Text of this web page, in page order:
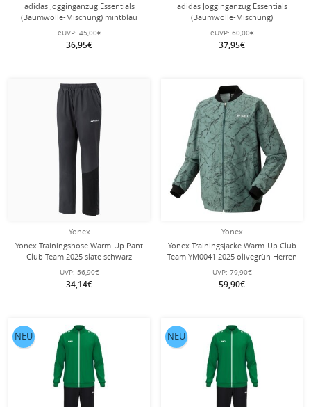
adidas Jogginganzug Essentials
(Baumwolle-Mischung) mintblau
Kleinkinder
eUVP: 45,00€
36,95€
adidas Jogginganzug Essentials
(Baumwolle-Mischung)
pink/schwarz Mädchen
eUVP: 60,00€
37,95€
Yonex
Yonex Trainingshose Warm-Up Pant
Club Team 2025 slate schwarz
Damen
UVP: 56,90€
34,14€
Yonex
Yonex Trainingsjacke Warm-Up Club
Team YM0041 2025 olivegrün Herren
UVP: 79,90€
59,90€
NEU NEU